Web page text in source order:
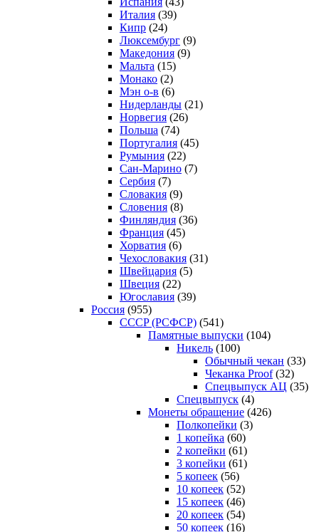
Италия (39)
Кипр (24)
Люксембург (9)
Македония (9)
Мальта (15)
Монако (2)
Мэн о-в (6)
Нидерланды (21)
Норвегия (26)
Польша (74)
Португалия (45)
Румыния (22)
Сан-Марино (7)
Сербия (7)
Словакия (9)
Словения (8)
Финляндия (36)
Франция (45)
Хорватия (6)
Чехословакия (31)
Швейцария (5)
Швеция (22)
Югославия (39)
Россия (955)
CCCP (РСФСР) (541)
Памятные выпуски (104)
Никель (100)
Обычный чекан (33)
Чеканка Proof(32)
Спецвыпуск АЦ (35)
Спецвыпуск (4)
Монеты обращение (426)
Полкопейки (3)
1 копейка (60)
2 копейки (61)
3 копейки (61)
5 копеек (56)
10 копеек (52)
15 копеек (46)
20 копеек (54)
50 копеек (16)